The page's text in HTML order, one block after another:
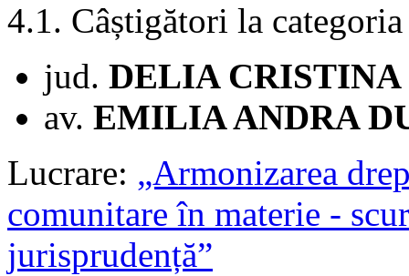
4.1. Câștigători la
jud. DELIA
av. EMILIA ANDRA
Lucrare: „Armonizarea
comunitare în materie -
jurisprudență”